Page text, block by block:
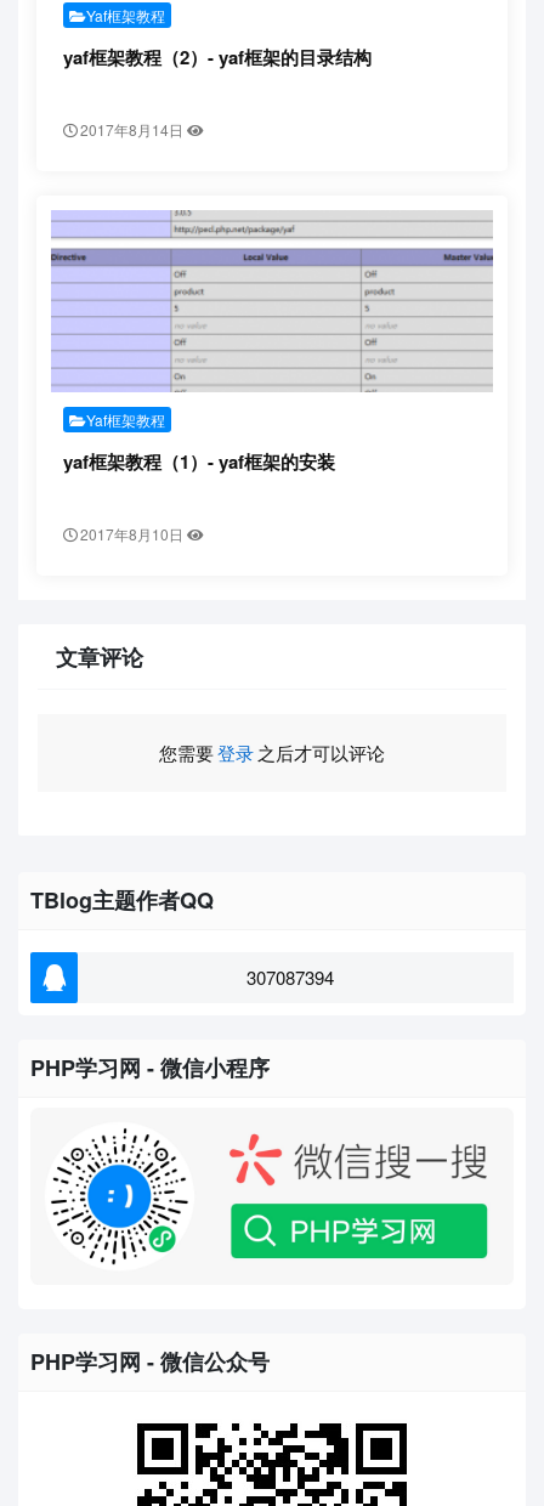
Yaf框架教程
yaf框架教程（2）- yaf框架的目录结构
2017年8月14日
Yaf框架教程
yaf框架教程（1）- yaf框架的安装
2017年8月10日
文章评论
您需要登录之后才可以评论
TBlog主题作者QQ
307087394
PHP学习网 - 微信小程序
PHP学习网 - 微信公众号